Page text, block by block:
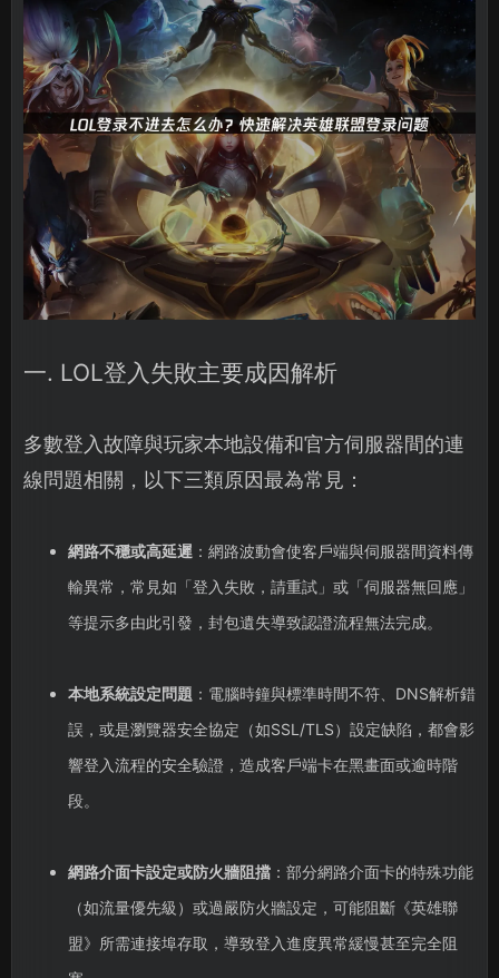
一. LOL登入失敗主要成因解析
多數登入故障與玩家本地設備和官方伺服器間的連
線問題相關，以下三類原因最為常見：
網路不穩或高延遲：網路波動會使客戶端與伺服器間資料傳
輸異常，常見如「登入失敗，請重試」或「伺服器無回應」
等提示多由此引發，封包遺失導致認證流程無法完成。
本地系統設定問題 ：電腦時鐘與標準時間不符、DNS解析錯
誤，或是瀏覽器安全協定（如SSL/TLS）設定缺陷，都會影
響登入流程的安全驗證，造成客戶端卡在黑畫面或逾時階
段。
網路介面卡設定或防火牆阻擋：部分網路介面卡的特殊功能
（如流量優先級）或過嚴防火牆設定，可能阻斷《英雄聯
盟》所需連接埠存取，導致登入進度異常緩慢甚至完全阻